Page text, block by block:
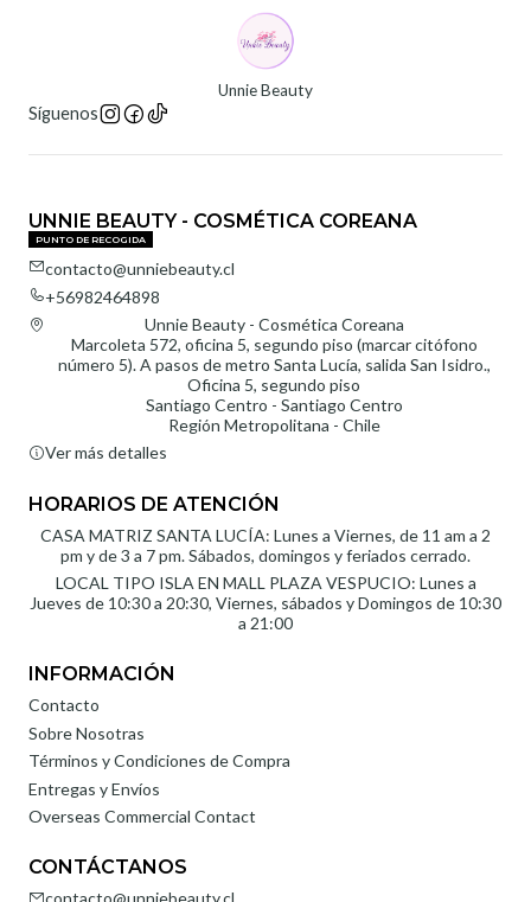
Unnie Beauty
Síguenos
UNNIE BEAUTY - COSMÉTICA COREANA
PUNTO DE RECOGIDA
contacto@unniebeauty.cl
+56982464898
Unnie Beauty - Cosmética Coreana
Marcoleta 572, oficina 5, segundo piso (marcar citófono
número 5). A pasos de metro Santa Lucía, salida San Isidro.,
Oficina 5, segundo piso
Santiago Centro - Santiago Centro
Región Metropolitana - Chile
Ver más detalles
HORARIOS DE ATENCIÓN
CASA MATRIZ SANTA LUCÍA: Lunes a Viernes, de 11 am a 2
pm y de 3 a 7 pm. Sábados, domingos y feriados cerrado.
LOCAL TIPO ISLA EN MALL PLAZA VESPUCIO: Lunes a
Jueves de 10:30 a 20:30, Viernes, sábados y Domingos de 10:30
a 21:00
INFORMACIÓN
Contacto
Sobre Nosotras
Términos y Condiciones de Compra
Entregas y Envíos
Overseas Commercial Contact
CONTÁCTANOS